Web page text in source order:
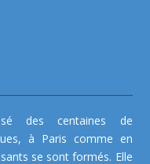
des centaines de
à Paris comme en
se sont formés. Elle